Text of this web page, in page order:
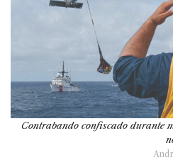
Contrabando confiscado durante